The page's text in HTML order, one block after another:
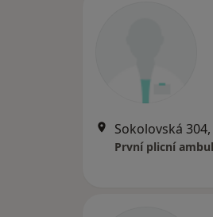
Sokolovská
První plicní